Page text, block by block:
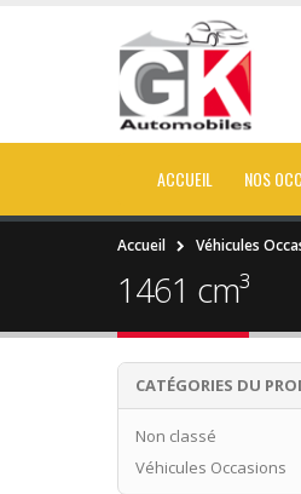
ACCUEIL NOS
Accueil Véhicules
1461 cm³
CATÉGORIES DU
Non classé
Véhicules Occasions